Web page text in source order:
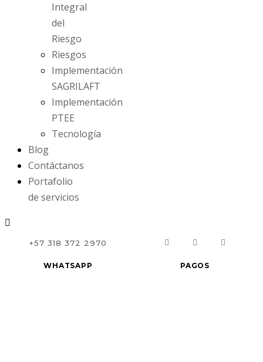
Integral
del
Riesgo
Riesgos
Implementación
SAGRILAFT
Implementación
PTEE
Tecnología
Blog
Contáctanos
Portafolio
de servicios
+57 318 372 2970 a o
t
u
n
WHATSAPP PAGOS